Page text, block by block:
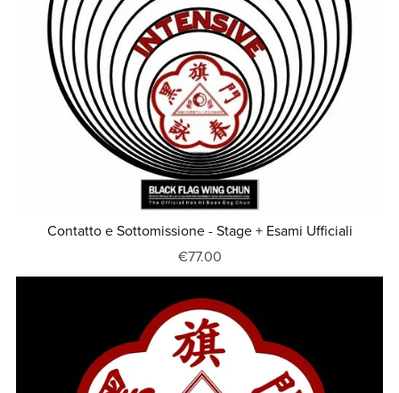
Contatto e Sottomissione - Stage + Esami Ufficiali
€77.00